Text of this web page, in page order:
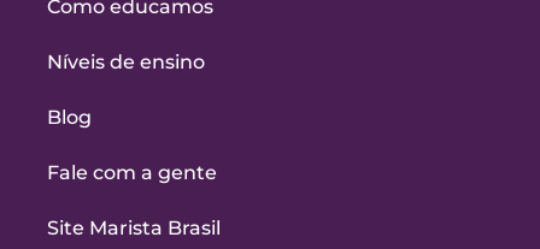
Como educamos
Níveis de ensino
Blog
Fale com a gente
Site Marista Brasil